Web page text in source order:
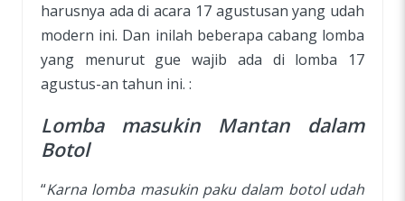
harusnya ada di acara 17 agustusan yang udah
modern ini. Dan inilah beberapa cabang lomba
yang menurut gue wajib ada di lomba 17
agustus-an tahun ini. :
Lomba masukin Mantan dalam
Botol
“Karna lomba masukin paku dalam botol udah